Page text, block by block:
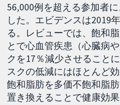
56,000例を超える参加者
した。エビデンスは2019
る。レビューでは、飽和
とで心血管疾患（心臓病
クを17％減少させること
スクの低減にはほとんど
飽和脂肪を多価不飽和脂
置き換えることで健康効